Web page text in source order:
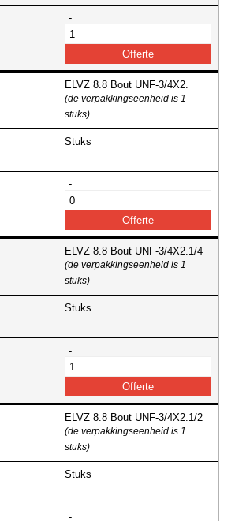
-
ELVZ 8.8 Bout UNF-3/4X2.
(de verpakkingseenheid is 1
stuks)
Stuks
-
ELVZ 8.8 Bout UNF-3/4X2.1/4
(de verpakkingseenheid is 1
stuks)
Stuks
-
ELVZ 8.8 Bout UNF-3/4X2.1/2
(de verpakkingseenheid is 1
stuks)
Stuks
-